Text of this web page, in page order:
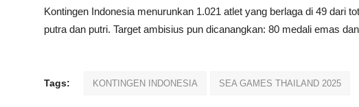
Kontingen Indonesia menurunkan 1.021 atlet yang berlaga di 49 dari
putra dan putri. Target ambisius pun dicanangkan: 80 medali emas
Tags: KONTINGEN INDONESIA SEA GAMES THAILAND 2025